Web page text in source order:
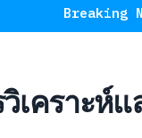
News:The
เคราะห์